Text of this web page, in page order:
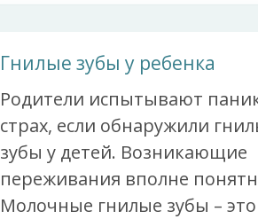
Гнилые зубы у ребенка
Родители испытывают
страх, если обнаружили
зубы у детей. Возникающие
переживания вполне
Молочные гнилые зубы – это